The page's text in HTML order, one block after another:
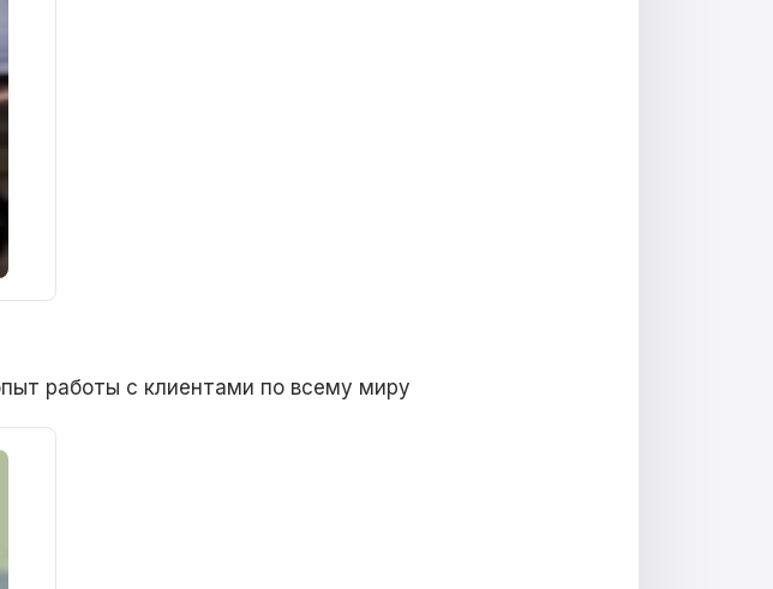
работы с клиентами по всему миру